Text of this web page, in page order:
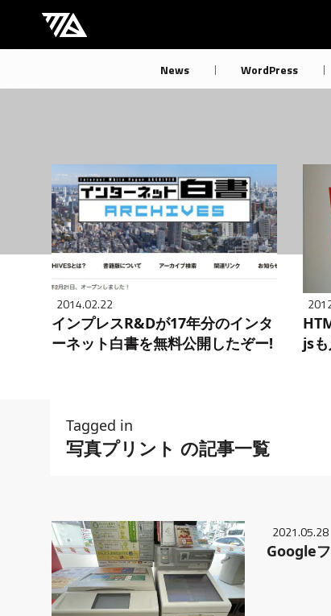
[M] mbdb [モバデビ]
News WordPress
2014.02.22
インプレスR&Dが17年分のインタ
ーネット白書を無料公開したぞー!
js
Tagged in
写真プリント の記事一覧
2021.05.28
Google